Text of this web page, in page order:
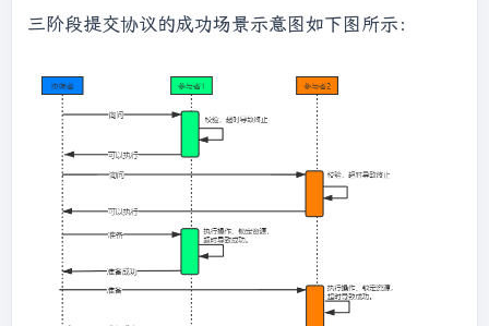
三阶段提交协议的成功场景示意图如下图所示：